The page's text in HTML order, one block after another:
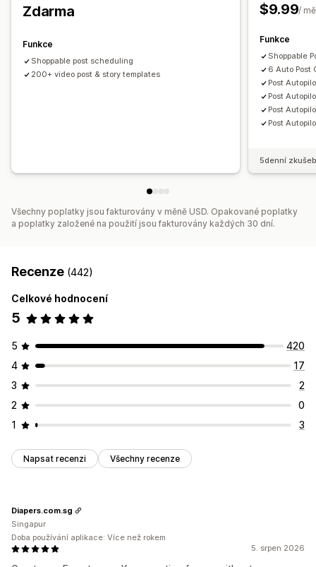
Sledování výkonnosti
Atribuce UTM Zdroj návštěvnosti
Zdarma
Funkce
Shoppable post scheduling
200+ video post & story templates
$9.99/
Funkce
Shoppable
6 Auto Post
Post
Post
Post
Post
5denní
Všechny poplatky jsou fakturovány v měně USD. Opakované poplatky
a poplatky založené na použití jsou fakturovány každých 30 dní.
Recenze (442)
Celkové hodnocení
5
5
420
4
17
3
2
2
0
1
3
Napsat recenzi Všechny recenze
5. srpen 2026
Diapers.com.sg
Singapur
Doba používání aplikace: Více než rokem